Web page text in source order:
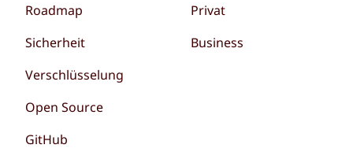
Roadmap
Sicherheit
Verschlüsselung
Open Source
GitHub
Privat
Business